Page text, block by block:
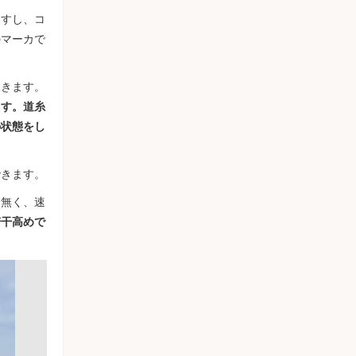
し、コ
ーカで
ます。
。道糸
態をし
ます。
く、速
高めで